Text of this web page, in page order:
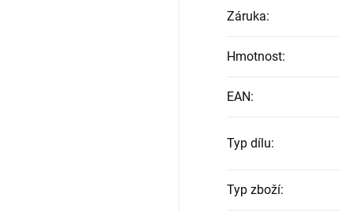
Záruka:
Hmotnost:
EAN:
Typ dílu:
Typ zboží: